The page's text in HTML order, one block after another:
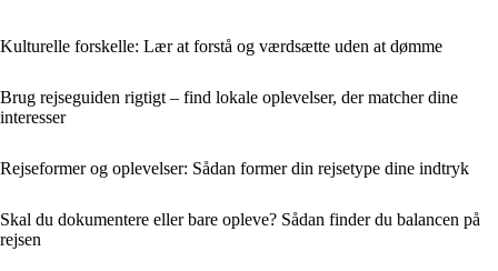
Kulturelle forskelle: Lær at forstå og værdsætte uden at dømme
Brug rejseguiden rigtigt – find lokale oplevelser, der matcher dine
interesser
Rejseformer og oplevelser: Sådan former din rejsetype dine indtryk
Skal du dokumentere eller bare opleve? Sådan finder du balancen på
rejsen